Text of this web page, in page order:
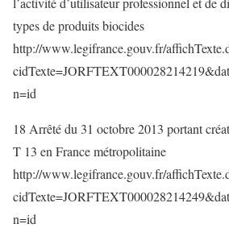
types de produits biocides
http://www.legifrance.gouv.fr/
n=id
18 Arrêté du 31 octobre 2013 portant
T 13 en France métropolitaine
http://www.legifrance.gouv.fr/
n=id